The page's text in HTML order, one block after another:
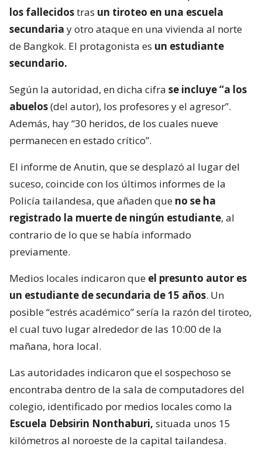
los fallecidostras un tiroteo en una escuela
secundaria y otro ataque en una vivienda al norte
de Bangkok. El protagonista es un estudiante
secundario.
Según la autoridad, en dicha cifra se incluye “a los
abuelos(del autor), los profesores y el agresor”.
Además, hay “30 heridos, de los cuales nueve
permanecen en estado crítico”.
El informe de Anutin, que se desplazó al lugar del
suceso, coincide con los últimos informes de la
Policía tailandesa, que añaden que no se ha
registrado la muerte de ningún estudiante, al
contrario de lo que se había informado
previamente.
Medios locales indicaron que el presunto autor es
un estudiante de secundaria de 15 años. Un
posible “estrés académico” sería la razón del tiroteo,
el cual tuvo lugar alrededor de las 10:00 de la
mañana, hora local.
Las autoridades indicaron que el sospechoso se
encontraba dentro de la sala de computadores del
colegio, identificado por medios locales como la
Escuela Debsirin Nonthaburi, situada unos 15
kilómetros al noroeste de la capital tailandesa.